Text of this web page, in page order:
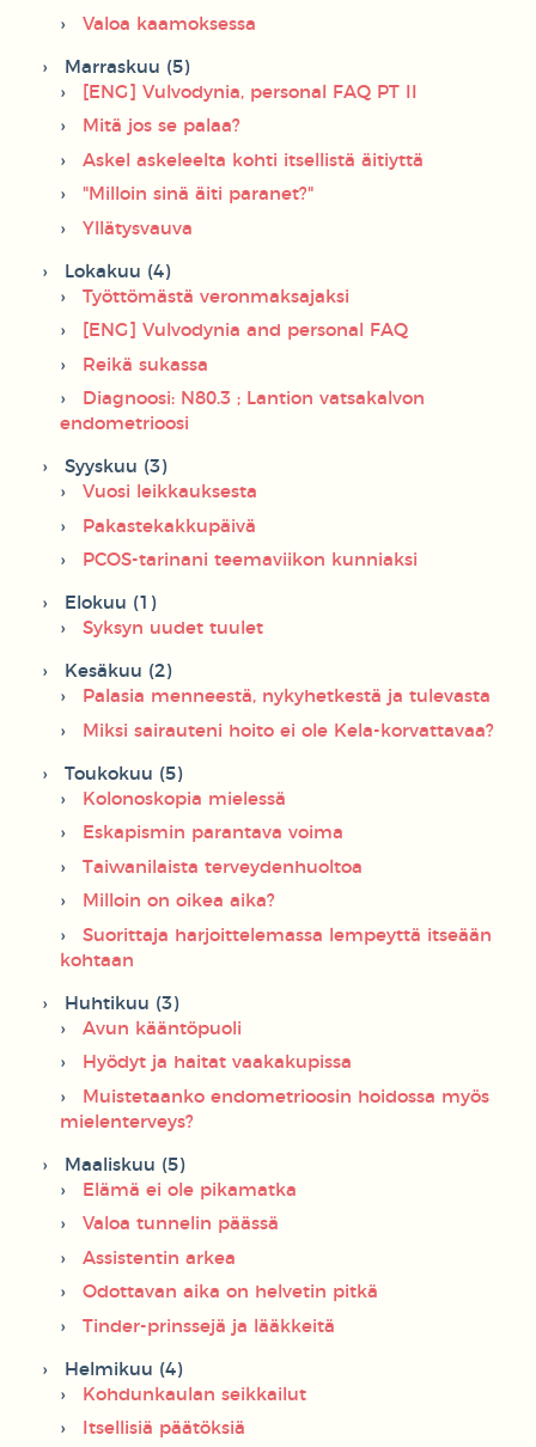
Valoa kaamoksessa
Marraskuu (5)
[ENG] Vulvodynia, personal FAQ PT II
Mitä jos se palaa?
Askel askeleelta kohti itsellistä äitiyttä
"Milloin sinä äiti paranet?"
Yllätysvauva
Lokakuu (4)
Työttömästä veronmaksajaksi
[ENG] Vulvodynia and personal FAQ
Reikä sukassa
Diagnoosi: N80.3 ; Lantion vatsakalvon
endometrioosi
Syyskuu (3)
Vuosi leikkauksesta
Pakastekakkupäivä
PCOS-tarinani teemaviikon kunniaksi
Elokuu (1)
Syksyn uudet tuulet
Kesäkuu (2)
Palasia menneestä, nykyhetkestä ja tulevasta
Miksi sairauteni hoito ei ole Kela-korvattavaa?
Toukokuu (5)
Kolonoskopia mielessä
Eskapismin parantava voima
Taiwanilaista terveydenhuoltoa
Milloin on oikea aika?
Suorittaja harjoittelemassa lempeyttä itseään
kohtaan
Huhtikuu (3)
Avun kääntöpuoli
Hyödyt ja haitat vaakakupissa
Muistetaanko endometrioosin hoidossa myös
mielenterveys?
Maaliskuu (5)
Elämä ei ole pikamatka
Valoa tunnelin päässä
Assistentin arkea
Odottavan aika on helvetin pitkä
Tinder-prinssejä ja lääkkeitä
Helmikuu (4)
Kohdunkaulan seikkailut
Itsellisiä päätöksiä